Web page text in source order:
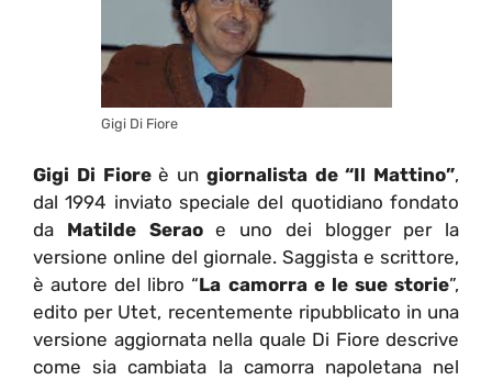
Gigi Di Fiore
Gigi Di Fioreè un giornalista de “Il Mattino”,
dal 1994 inviato speciale del quotidiano fondato
da Matilde Seraoe uno dei blogger per la
versione online del giornale. Saggista e scrittore,
è autore del libro “La camorra e le sue storie”,
edito per Utet, recentemente ripubblicato in una
versione aggiornata nella quale Di Fiore descrive
come sia cambiata la camorra napoletana nel